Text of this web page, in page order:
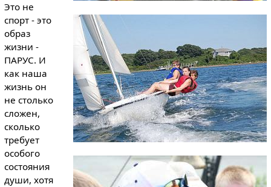
Это не
спорт - это
образ
жизни -
ПАРУС. И
как наша
жизнь он
не столько
сложен,
сколько
требует
особого
состояния
души, хотя